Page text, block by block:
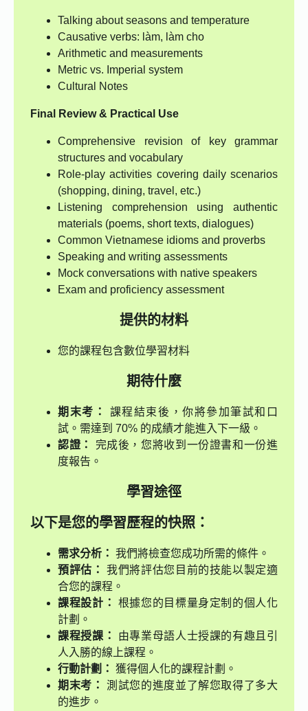
Talking about seasons and temperature
Causative verbs: làm, làm cho
Arithmetic and measurements
Metric vs. Imperial system
Cultural Notes
Final Review & Practical Use
Comprehensive revision of key grammar
structures and vocabulary
Role-play activities covering daily scenarios
(shopping, dining, travel, etc.)
Listening comprehension using authentic
materials (poems, short texts, dialogues)
Common Vietnamese idioms and proverbs
Speaking and writing assessments
Mock conversations with native speakers
Exam and proficiency assessment
提供的材料
您的課程包含數位學習材料
期待什麼
期末考：
課程結束後，你將參加筆試和口
試。需達到 70% 的成績才能進入下一級。
認證：
完成後，您將收到一份證書和一份進
度報告。
學習途徑
以下是您的學習歷程的快照：
需求分析： 我們將檢查您成功所需的條件。
預評估：
我們將評估您目前的技能以製定適
合您的課程。
課程設計：
根據您的目標量身定制的個人化
計劃。
課程授課：
由專業母語人士授課的有趣且引
人入勝的線上課程。
行動計劃： 獲得個人化的課程計劃。
期末考：
測試您的進度並了解您取得了多大
的進步。